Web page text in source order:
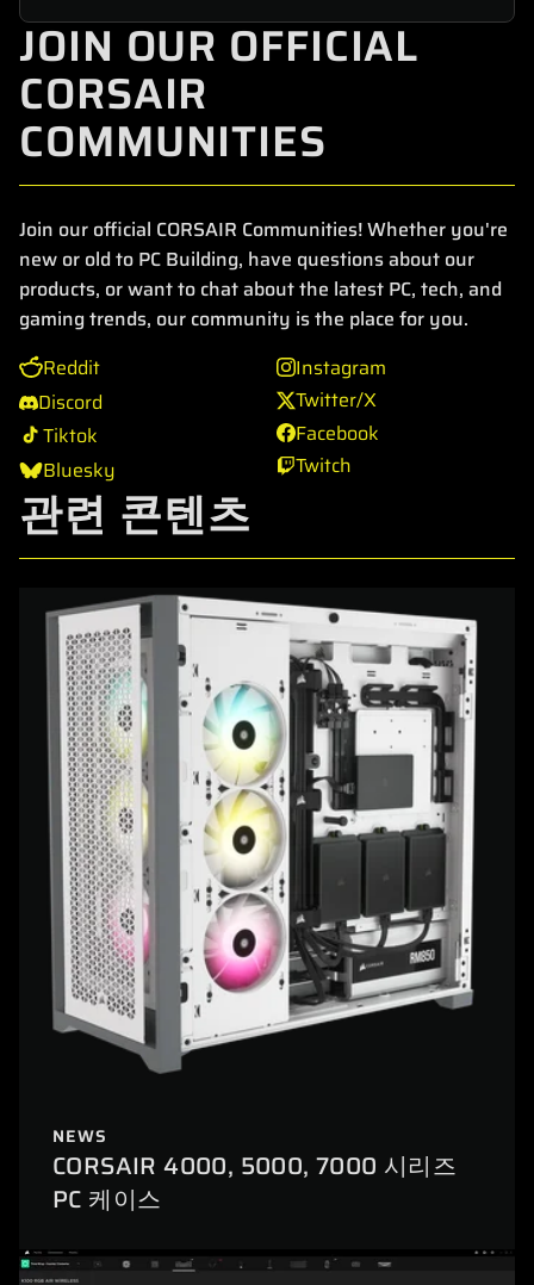
JOIN OUR OFFICIAL
CORSAIR
COMMUNITIES
Join our official CORSAIR Communities! Whether you're
new or old to PC Building, have questions about our
products, or want to chat about the latest PC, tech, and
gaming trends, our community is the place for you.
Reddit
Discord
Tiktok
Bluesky
Instagram
Twitter/X
Facebook
Twitch
관련 콘텐츠
NEWS
CORSAIR 4000, 5000, 7000 시리즈
PC 케이스